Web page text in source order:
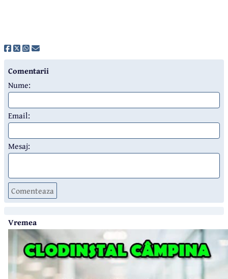
Comentarii
Nume:
Email:
Mesaj:
Comenteaza
Vremea